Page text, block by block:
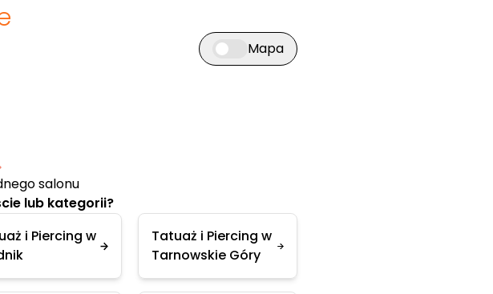
Przełącz widok mapy
Mapa
salonu
lub kategorii?
i Piercing w
Tatuaż i Piercing w
Tarnowskie Góry